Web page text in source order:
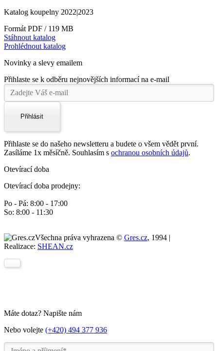
Katalog koupelny 2022|2023
Formát PDF / 119 MB
Stáhnout katalog
Prohlédnout katalog
Novinky a slevy emailem
Přihlaste se k odběru nejnovějších informací na e-mail
Přihlásit
Přihlaste se do našeho newsletteru a budete o všem vědět první.
Zasíláme 1x měsíčně. Souhlasím s ochranou osobních údajů.
Otevírací doba
Otevírací doba prodejny:
Po - Pá: 8:00 - 17:00
So: 8:00 - 11:30
Všechna práva vyhrazena © Gres.cz, 1994 |
Realizace: SHEAN.cz
Máte dotaz? Napište nám
Nebo volejte (+420) 494 377 936